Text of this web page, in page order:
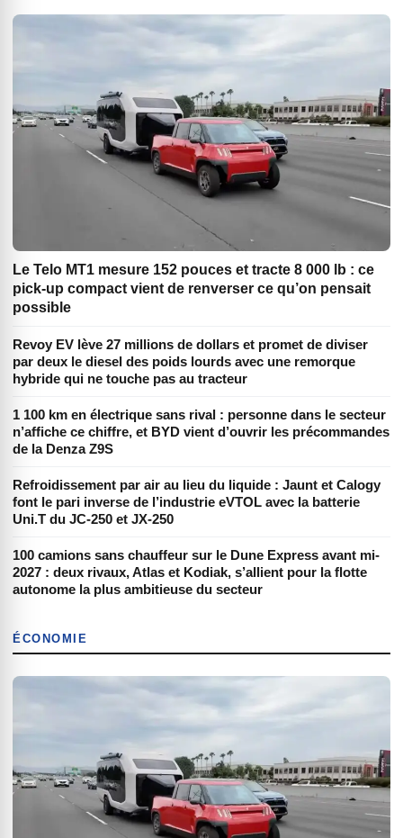
Le Telo MT1 mesure 152 pouces et tracte 8 000 lb : ce
pick-up compact vient de renverser ce qu’on pensait
possible
Revoy EV lève 27 millions de dollars et promet de diviser
par deux le diesel des poids lourds avec une remorque
hybride qui ne touche pas au tracteur
1 100 km en électrique sans rival : personne dans le secteur
n’affiche ce chiffre, et BYD vient d’ouvrir les précommandes
de la Denza Z9S
Refroidissement par air au lieu du liquide : Jaunt et Calogy
font le pari inverse de l’industrie eVTOL avec la batterie
Uni.T du JC-250 et JX-250
100 camions sans chauffeur sur le Dune Express avant mi-
2027 : deux rivaux, Atlas et Kodiak, s’allient pour la flotte
autonome la plus ambitieuse du secteur
ÉCONOMIE